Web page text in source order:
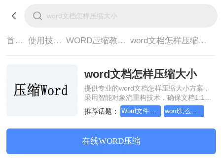
首页> 使用技巧> WORD压缩教程> word文档怎样压缩大小
word文档怎样压缩大小
提供专业的word文档怎样压缩大小方案，
采用智能对象流重构技术，确保文档1:1高
保真还原且排版不乱码。支持一键批量处
理，全链路 SSL 加密保障隐私安全。助您
装，高效办公。
推荐话题： Word文件怎么压缩大小 word怎么压缩文件大小
在线WORD压缩